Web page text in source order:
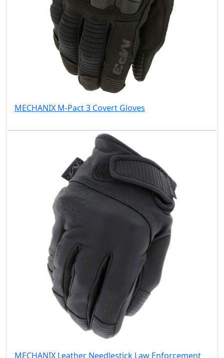
MECHANIX M-Pact 3 Covert Gloves
MECHANIX Leather Needlestick Law Enforcement